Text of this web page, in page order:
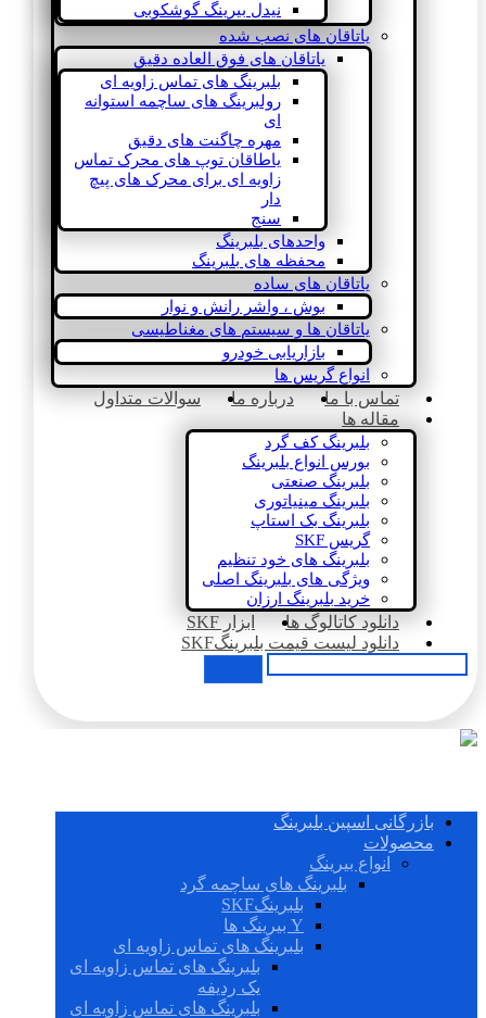
نیدل بیرینگ گوشکوبی
یاتاقان های نصب شده
یاتاقان های فوق العاده دقیق
بلبرینگ های تماس زاویه ای
رولبرینگ های ساچمه استوانه
ای
مهره چاگنت های دقیق
یاطاقان توپ های محرک تماس
زاویه ای برای محرک های پیچ
دار
سنج
واحدهای بلبرینگ
محفظه های بلبرینگ
یاتاقان های ساده
بوش ، واشر رانش و نوار
یاتاقان ها و سیستم های مغناطیسی
بازاریابی خودرو
انواع گریس ها
تماس با ما درباره ما
سوالات متداول
مقاله ها
بلبرینگ کف گرد
بورس انواع بلبرینگ
بلبرینگ صنعتی
بلبرینگ مینیاتوری
بلبرینگ بک استاپ
گریس SKF
بلبرینگ های خود تنظیم
ویژگی های بلبرینگ اصلی
خرید بلبرینگ ارزان
دانلود کاتالوگ ها
ابزار SKF
دانلود لیست قیمت بلبرینگSKF
بازرگانی اسپین بلبرینگ
محصولات
انواع بیرینگ
بلبرینگ های ساچمه گرد
بلبرینگSKF
Y بیرینگ ها
بلبرینگ های تماس زاویه ای
بلبرینگ های تماس زاویه ای
یک ردیفه
بلبرینگ های تماس زاویه ای